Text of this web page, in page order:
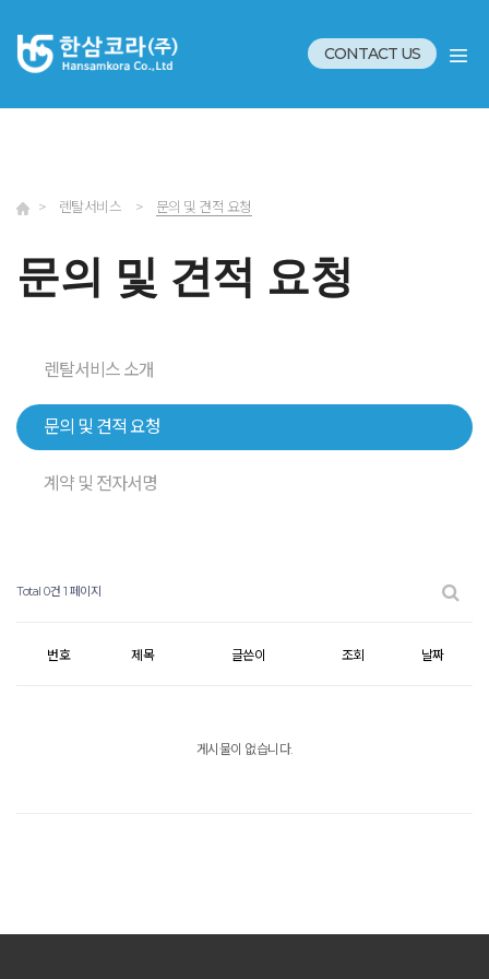
CONTACT US
> 렌탈서비스 > 문의 및 견적 요청
문의 및 견적 요청
렌탈서비스 소개
문의 및 견적 요청
계약 및 전자서명
Total 0건 1 페이지
번호 제목 글쓴이 조회 날짜
게시물이 없습니다.